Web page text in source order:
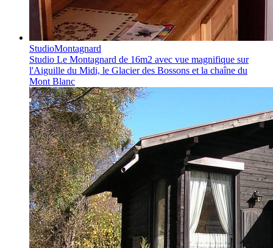
StudioMontagnard
Studio Le Montagnard de 16m2 avec vue magnifique sur
l'Aiguille du Midi, le Glacier des Bossons et la chaîne du
Mont Blanc